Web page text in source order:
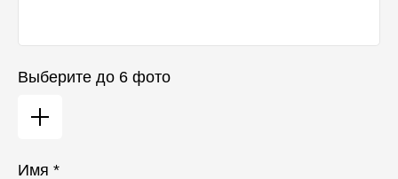
Выберите до 6 фото
Имя *